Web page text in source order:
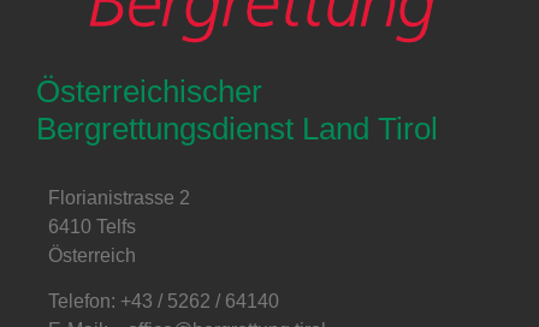
Österreichischer
Bergrettungsdienst Land Tirol
Florianistrasse 2
6410 Telfs
Österreich
Telefon: +43 / 5262 / 64140